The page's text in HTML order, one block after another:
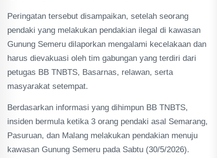
Peringatan tersebut disampaikan, setelah seorang
pendaki yang melakukan pendakian ilegal di kawasan
Gunung Semeru dilaporkan mengalami kecelakaan dan
harus dievakuasi oleh tim gabungan yang terdiri dari
petugas BB TNBTS, Basarnas, relawan, serta
masyarakat setempat.
Berdasarkan informasi yang dihimpun BB TNBTS,
insiden bermula ketika 3 orang pendaki asal Semarang,
Pasuruan, dan Malang melakukan pendakian menuju
kawasan Gunung Semeru pada Sabtu (30/5/2026).